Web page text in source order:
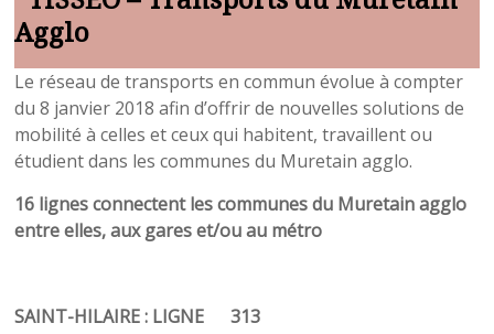
Agglo
Le réseau de transports en commun évolue à compter
du 8 janvier 2018 afin d’offrir de nouvelles solutions de
mobilité à celles et ceux qui habitent, travaillent ou
étudient dans les communes du Muretain agglo.
16 lignesconnectent les communes du Muretain agglo
entre elles,aux gares et/ou au métro
SAINT-HILAIRE : LIGNE313